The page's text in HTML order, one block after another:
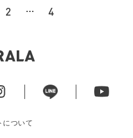
2 … 4
について